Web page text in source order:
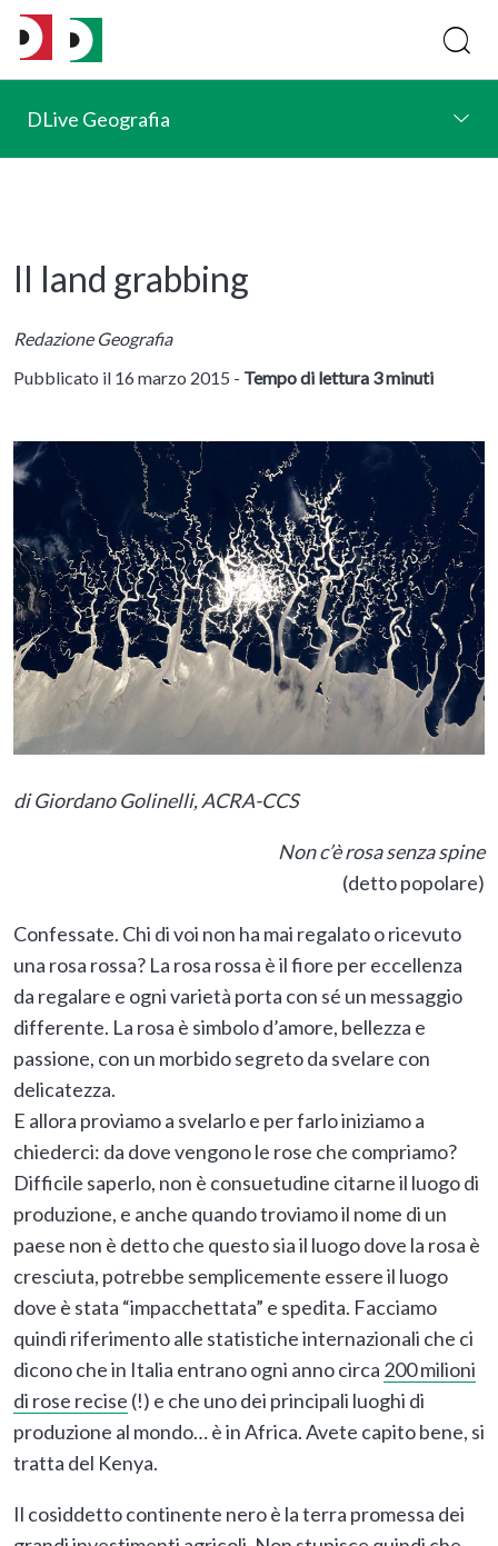
DLive Geografia
Il land grabbing
Redazione Geografia
Pubblicato il 16 marzo 2015 - Tempo di lettura 3 minuti
di Giordano Golinelli, ACRA-CCS
Non c’è rosa senza spine
(detto popolare)
Confessate. Chi di voi non ha mai regalato o ricevuto
una rosa rossa? La rosa rossa è il fiore per eccellenza
da regalare e ogni varietà porta con sé un messaggio
differente. La rosa è simbolo d’amore, bellezza e
passione, con un morbido segreto da svelare con
delicatezza.
E allora proviamo a svelarlo e per farlo iniziamo a
chiederci: da dove vengono le rose che compriamo?
Difficile saperlo, non è consuetudine citarne il luogo di
produzione, e anche quando troviamo il nome di un
paese non è detto che questo sia il luogo dove la rosa è
cresciuta, potrebbe semplicemente essere il luogo
dove è stata “impacchettata” e spedita. Facciamo
quindi riferimento alle statistiche internazionali che ci
dicono che in Italia entrano ogni anno circa 200 milioni
di rose recise (!) e che uno dei principali luoghi di
produzione al mondo… è in Africa. Avete capito bene, si
tratta del Kenya.
Il cosiddetto continente nero è la terra promessa dei